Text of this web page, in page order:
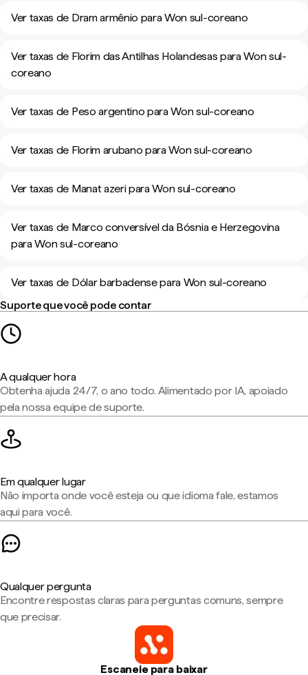
Ver taxas de Dram armênio para Won sul-coreano
Ver taxas de Florim das Antilhas Holandesas para Won sul-
coreano
Ver taxas de Peso argentino para Won sul-coreano
Ver taxas de Florim arubano para Won sul-coreano
Ver taxas de Manat azeri para Won sul-coreano
Ver taxas de Marco conversível da Bósnia e Herzegovina
para Won sul-coreano
Ver taxas de Dólar barbadense para Won sul-coreano
Suporte que você pode contar
A qualquer hora
Obtenha ajuda 24/7, o ano todo. Alimentado por IA, apoiado
pela nossa equipe de suporte.
Em qualquer lugar
Não importa onde você esteja ou que idioma fale, estamos
aqui para você.
Qualquer pergunta
Encontre respostas claras para perguntas comuns, sempre
que precisar.
Escaneie para baixar